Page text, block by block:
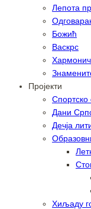
Лепота
Божић
Васкрс
Пројекти
Дани
Дечја
Хиљаду